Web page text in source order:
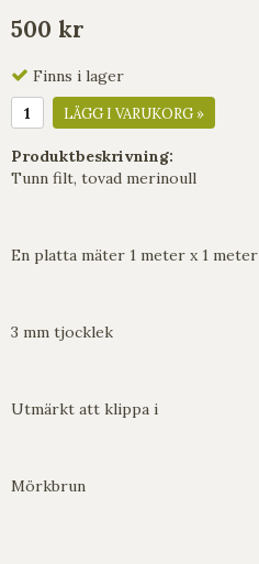
500 kr
Finns i lager
LÄGG I VARUKORG »
Produktbeskrivning:
Tunn filt, tovad merinoull
En platta mäter 1 meter x 1 meter
3 mm tjocklek
Utmärkt att klippa i
Mörkbrun